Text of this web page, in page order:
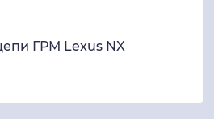
ГРМ Lexus NX